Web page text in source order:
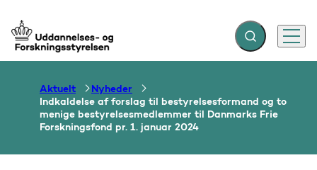
Gå til forsiden Fold søgefelt ud
Menu
Aktuelt
Nyheder
Indkaldelse af forslag til bestyrelsesformand og to
menige bestyrelsesmedlemmer til Danmarks Frie
Forskningsfond pr. 1. januar 2024